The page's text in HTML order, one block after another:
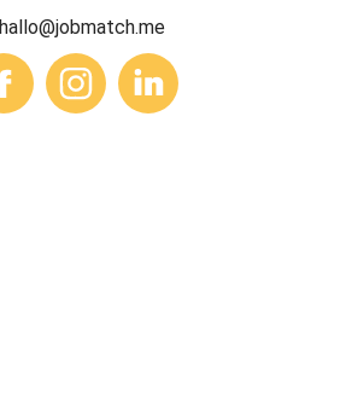
hallo@jobmatch.me